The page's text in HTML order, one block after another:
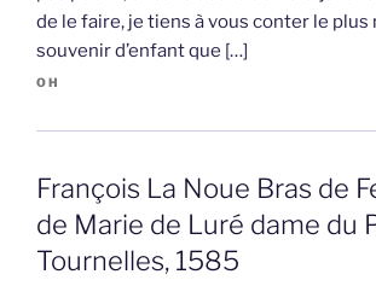
de le faire, je tiens à vous conter le
souvenir d’enfant que […]
OH
François La Noue Bras de
de Marie de Luré dame du
Tournelles, 1585